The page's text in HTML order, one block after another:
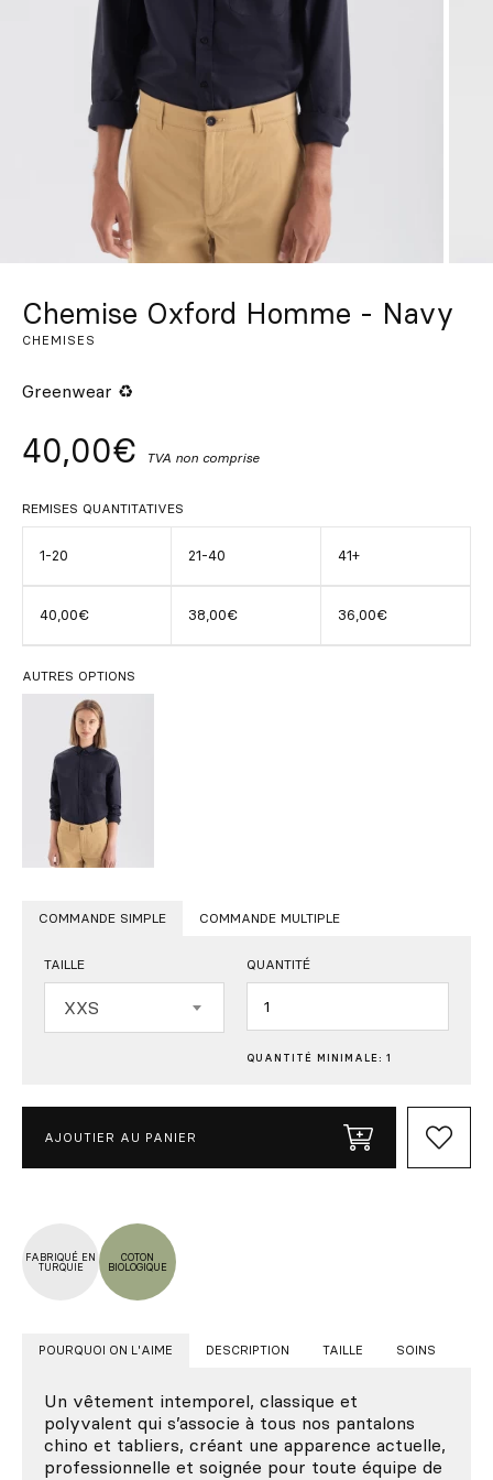
S’inspirer
Rechercher
ES DE
Chemise Oxford Homme - Navy
CHEMISES
Greenwear ♻
40,00€ TVA non comprise
REMISES QUANTITATIVES
1-20 21-40 41+
40,00€ 38,00€ 36,00€
AUTRES OPTIONS
COMMANDE SIMPLE COMMANDE MULTIPLE
TAILLE
XXS
QUANTITÉ
QUANTITÉ MINIMALE: 1
AJOUTIER AU PANIER
FABRIQUÉ EN
TURQUIE
COTON
BIOLOGIQUE
POURQUOI ON L'AIME DESCRIPTION TAILLE SOINS
Un vêtement intemporel, classique et
polyvalent qui s’associe à tous nos pantalons
chino et tabliers, créant une apparence actuelle,
professionnelle et soignée pour toute équipe de